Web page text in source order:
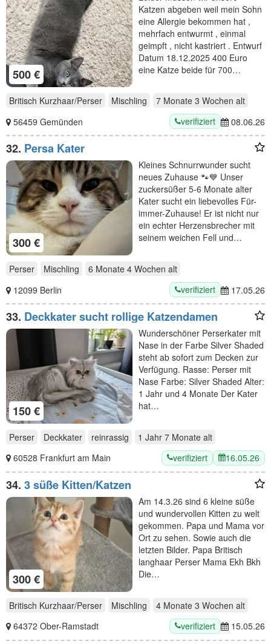
500 €
Katzen abgeben weil mein Sohn
eine Allergie bekommen hat ,
mehrfach entwurmt , einmal
geimpft , nicht kastriert . Entwurf
Datum 18.12.2025 400 Euro
eine Katze beide für 700…
Britisch Kurzhaar/Perser Mischling 7 Monate 3 Wochen alt
56459 Gemünden
verifiziert 08.06.26
32. Persa Kater
300 €
Kleines Schnurrwunder sucht
neues Zuhause 🐾💙 Unser
zuckersüßer 5-6 Monate alter
Kater sucht ein liebevolles Für-
immer-Zuhause! Er ist nicht nur
ein echter Herzensbrecher mit
seinem weichen Fell und…
Perser Mischling 6 Monate 4 Wochen alt
12099 Berlin
verifiziert 17.05.26
33. Deckkater sucht rollige Katzendamen
150 €
Wunderschöner Perserkater mit
Nase in der Farbe Silver Shaded
steht ab sofort zum Decken zur
Verfügung. Rasse: Perser mit
Nase Farbe: Silver Shaded Alter:
1 Jahr und 4 Monate Der Kater
hat…
Perser Deckkater reinrassig 1 Jahr 7 Monate alt
60528 Frankfurt am Main
verifiziert 16.05.26
34. 3 süße Kitten/Katzen
300 €
Am 14.3.26 sind 6 kleine süße
und wundervollen Kitten zu welt
gekommen. Papa und Mama vor
Ort zu sehen. Sowie auch die
letzten Bilder. Papa Britisch
langhaar Perser Mama Ekh Bkh
Die…
Britisch Kurzhaar/Perser Mischling 4 Monate 3 Wochen alt
64372 Ober-Ramstadt
verifiziert 15.05.26